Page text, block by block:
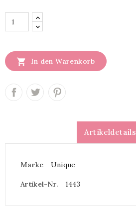
 In den Warenkorb
Artikeldetails
Marke Unique
Artikel-Nr. 1443